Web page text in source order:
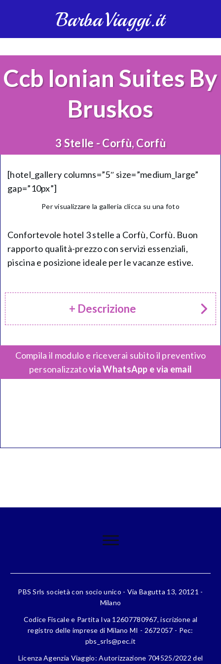
BarbaViaggi.it
Ccb Ionian Suites By
Bruskos
3 Stelle - Corfù, Corfù
[hotel_gallery columns=”5″ size=”medium_large”
gap=”10px”]
Per visualizzare la galleria clicca su una foto
Confortevole hotel 3 stelle a Corfù, Corfù. Buon
rapporto qualità-prezzo con servizi essenziali,
piscina e posizione ideale per le vacanze estive.
+ Descrizione
Compila il modulo e riceverai subito il preventivo
personalizzatovia WhatsApp e via email
PBS Srls società con socio unico - Via Bagutta 13, 20121 -
Milano
Codice Fiscale e Partita Iva 12607780967, iscrizione al
registro delle imprese di Milano MI - 2672057 - Pec:
pbs_srls@pec.it
Licenza Agenzia Viaggio: Autorizzazione 704525/2022 del